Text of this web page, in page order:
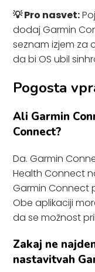
💡 Pro nasvet:
dodaj Garmin
seznam izjem za
da bi OS ubil
Pogosta
Ali Garmin
Connect?
Da. Garmin
Health Connect
Garmin Connect
Obe aplikaciji
da se možnost
Zakaj ne
nastavitvah